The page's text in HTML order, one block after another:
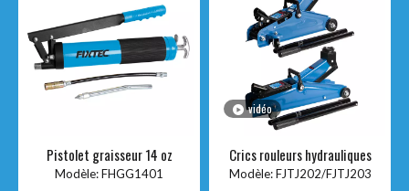
Pistolet graisseur 14 oz
Modèle:FHGG1401
vidéo
Crics rouleurs hydrauliques
Modèle: FJTJ202/FJTJ203